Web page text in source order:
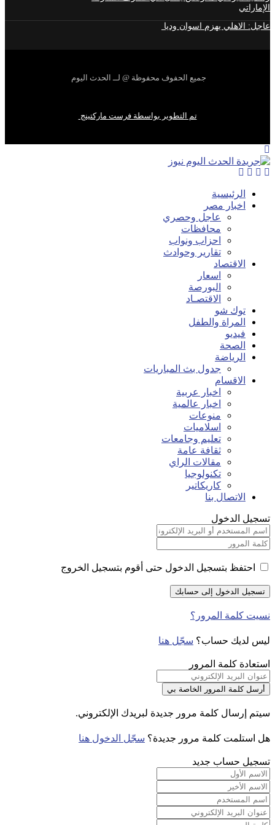
الإماراتي
عاجل: الاهلي يهزم اسوان وديا
جميع الحفوف محفوظة @ لــ الحدث اليوم
تم التطوير بواسطة فرست ماركتينج
الرئيسية
اخبار مصر
عاجل وحصري
محافظات
احزاب ونواب
تقارير وحوادث
الاقتصاد
اسعار
البورصة
الاقتصـاد
توك شو
المراة والطفل
فيديو
الصحة
الرياضة
جدول بث المباريات
الاقسام
اخبار عربية
اخبار عالمية
منوعات
اسلاميات
تعليم وجامعات
ثقافة عامة
مقالات الراي
تكنولوجيا
كاريكاتير
الاتصال بنا
تسجيل الدخول
احتفظ بتسجيل الدخول حتى أقوم بتسجيل الخروج
نسيت كلمة المرور؟
ليس لديك حساب؟ سجّل هنا
استعادة كلمة المرور
سيتم إرسال كلمة مرور جديدة لبريدك الإلكتروني.
هل استلمت كلمة مرور جديدة؟ سجّل الدخول هنا
تسجيل حساب جديد